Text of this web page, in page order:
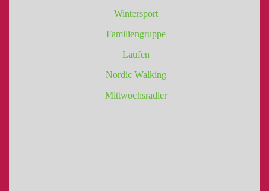
Wintersport
Familiengruppe
Laufen
Nordic Walking
Mittwochsradler